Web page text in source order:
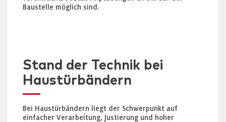
Baustelle möglich sind.
Stand der Technik bei
Haustürbändern
Bei Haustürbändern liegt der Schwerpunkt auf
einfacher Verarbeitung, Justierung und hoher